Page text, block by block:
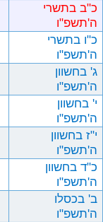
כ"ב בתשרי
ה'תשפ"ו
כ"ו בתשרי
ה'תשפ"ו
ג' בחשוון
ה'תשפ"ו
י' בחשוון
ה'תשפ"ו
י"ז בחשוון
ה'תשפ"ו
כ"ד בחשוון
ה'תשפ"ו
ב' בכסלו
ה'תשפ"ו